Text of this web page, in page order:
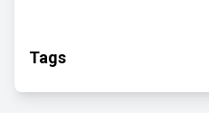
Tags